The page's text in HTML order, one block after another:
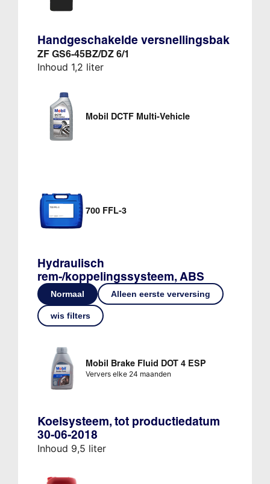
Handgeschakelde versnellingsbak
ZF GS6-45BZ/DZ 6/1
Inhoud 1,2 liter
Mobil DCTF Multi-Vehicle
700 FFL-3
Hydraulisch
rem-/koppelingssysteem, ABS
Normaal Alleen eerste verversing
wis filters
Mobil Brake Fluid DOT 4 ESP
Ververs elke 24 maanden
Koelsysteem, tot productiedatum
30-06-2018
Inhoud 9,5 liter